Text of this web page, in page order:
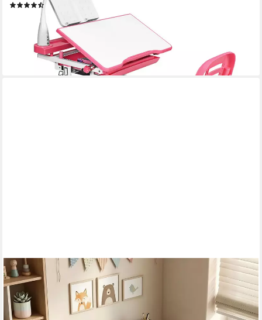
(27)
127,99 € UVP
lieferbar - in 5-6 Werktagen bei dir
BBG
Kinderschreibtisch Höhenverstellbares Kinder Schreibtisch Set
mit Stuhl (Ergonomischer Lerntisch 60x40 cm, 4-Stufen
Höhenverstellung, Ein Tisch, ein Stuhl), Anti-Rutsch Füße,